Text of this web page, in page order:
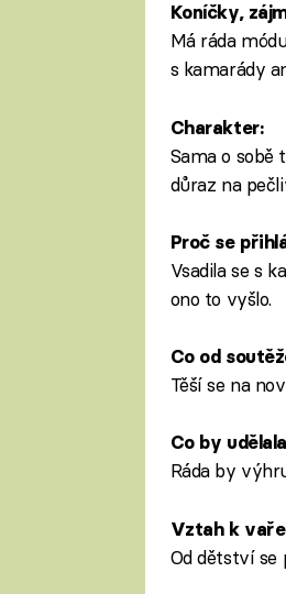
Koníčky,
Má ráda
s kamarády
Charakter:
Sama o
důraz na
Proč se
Vsadila se s
ono to vyšlo.
Co od
Těší se na
Co by
Ráda by
Vztah k
Od dětství se